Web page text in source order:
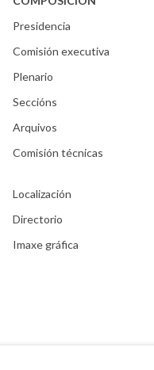
Presidencia
Comisión executiva
Plenario
Seccións
Arquivos
Comisión técnicas
Localización
Directorio
Imaxe gráfica